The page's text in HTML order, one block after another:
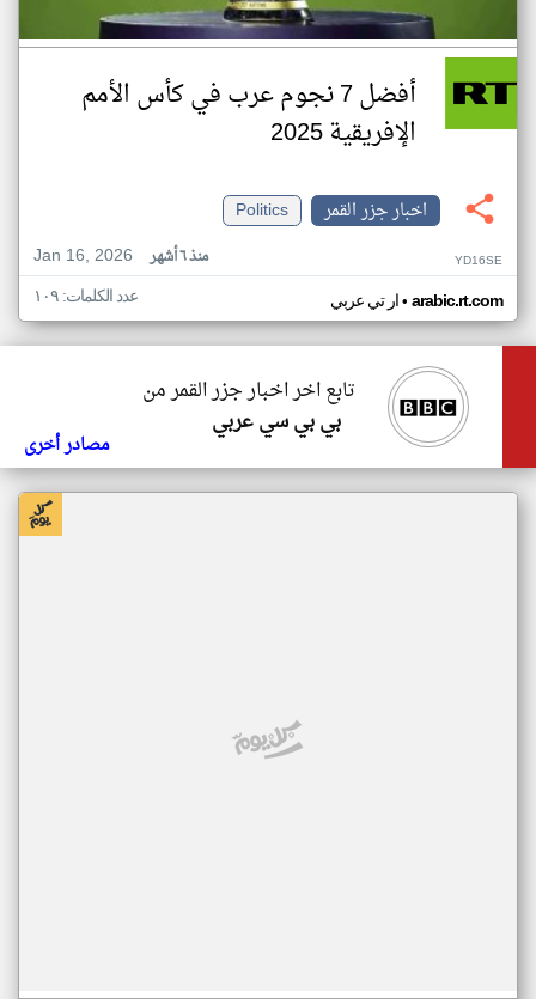
أفضل 7 نجوم عرب في كأس الأمم
الإفريقية 2025
اخبار جزر القمر
Politics
Jan 16, 2026
منذ ٦ أشهر YD16SE
ار تي عربي• arabic.rt.com عدد الكلمات: ١٠٩
تابع اخر اخبار جزر القمر من
بي بي سي عربي
مصادر أخرى